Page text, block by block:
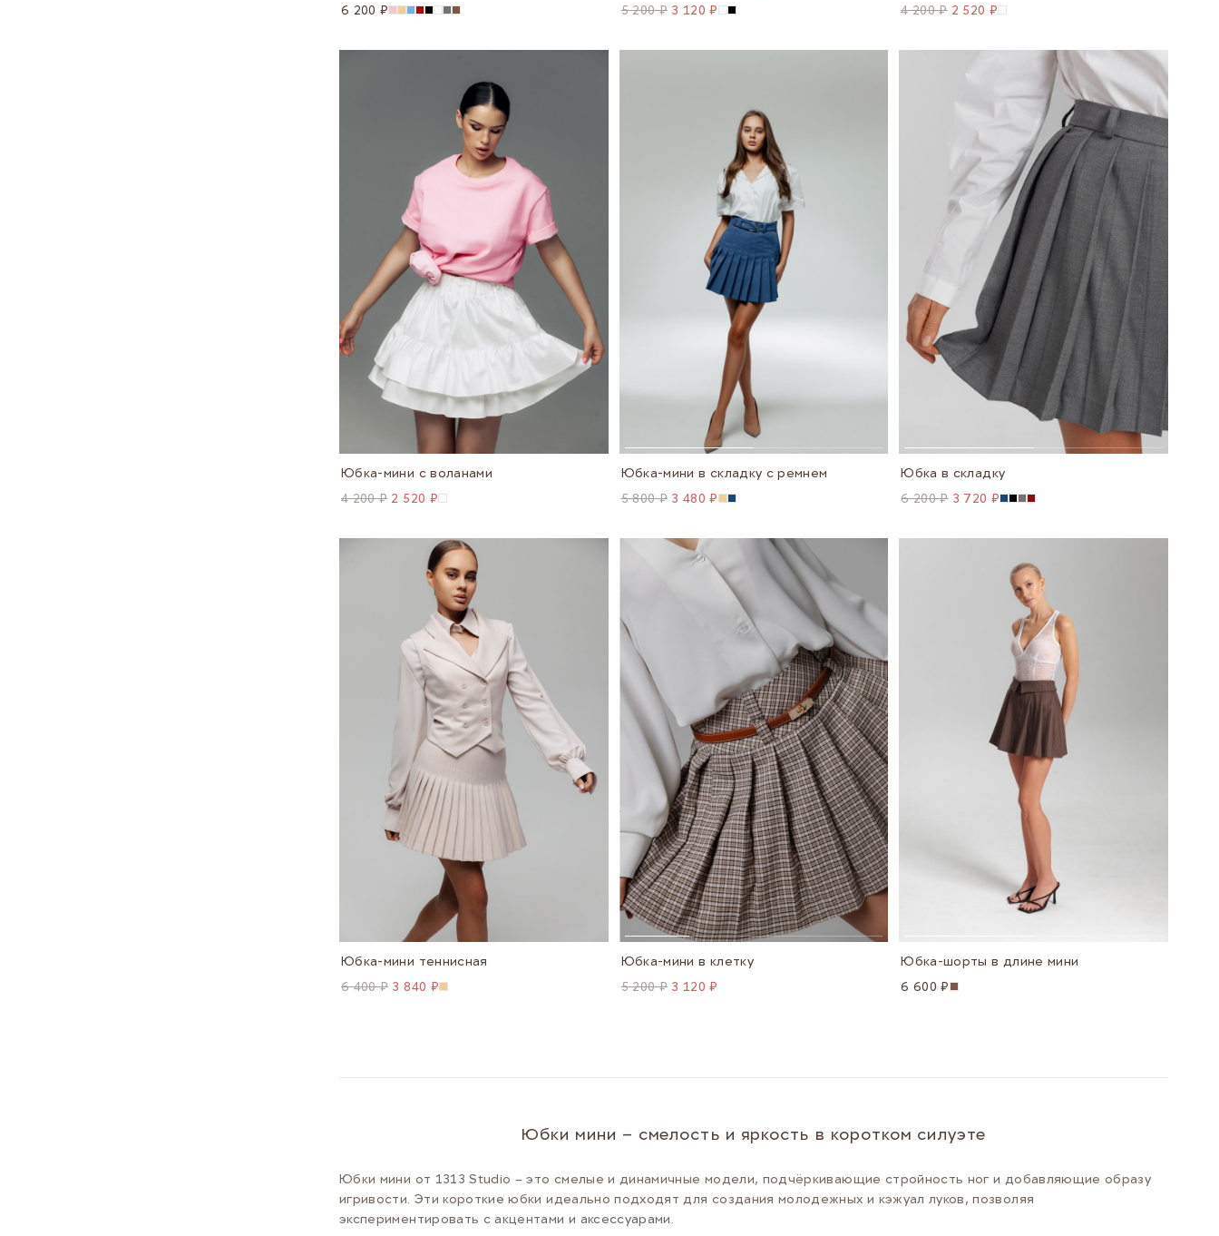
6 200 ₽
5 200 ₽ 3 120 ₽
4 200 ₽ 2 520 ₽
Юбка-мини с воланами
4 200 ₽ 2 520 ₽
Юбка-мини в складку с ремнем
5 800 ₽ 3 480 ₽
Юбка в складку
6 200 ₽ 3 720 ₽
Юбка-мини теннисная
6 400 ₽ 3 840 ₽
Юбка-мини в клетку
5 200 ₽ 3 120 ₽
Юбка-шорты в длине мини
6 600 ₽
Юбки мини – смелость и яркость в коротком силуэте
Юбки мини от 1313 Studio – это смелые и динамичные модели, подчёркивающие стройность ног и добавляющие образу
игривости. Эти короткие юбки идеально подходят для создания молодежных и кэжуал луков, позволяя
экспериментировать с акцентами и аксессуарами.